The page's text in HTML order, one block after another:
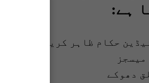
ہے:
حکام ظاہر کریں
دھوکے